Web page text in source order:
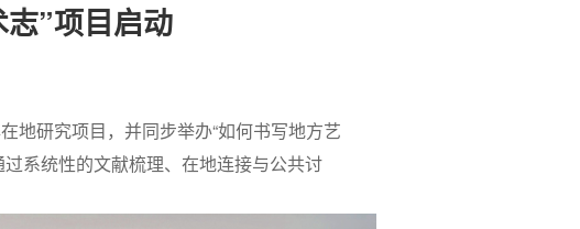
”项目启动
地研究项目，并同步举办“如何书写地方艺
系统性的文献梳理、在地连接与公共讨